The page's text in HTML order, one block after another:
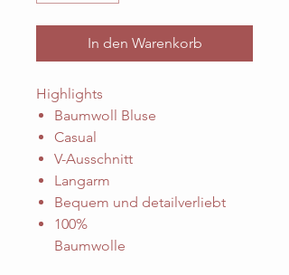
In den Warenkorb
Highlights
Baumwoll Bluse
Casual
V-Ausschnitt
Langarm
Bequem und detailverliebt
100%
Baumwolle